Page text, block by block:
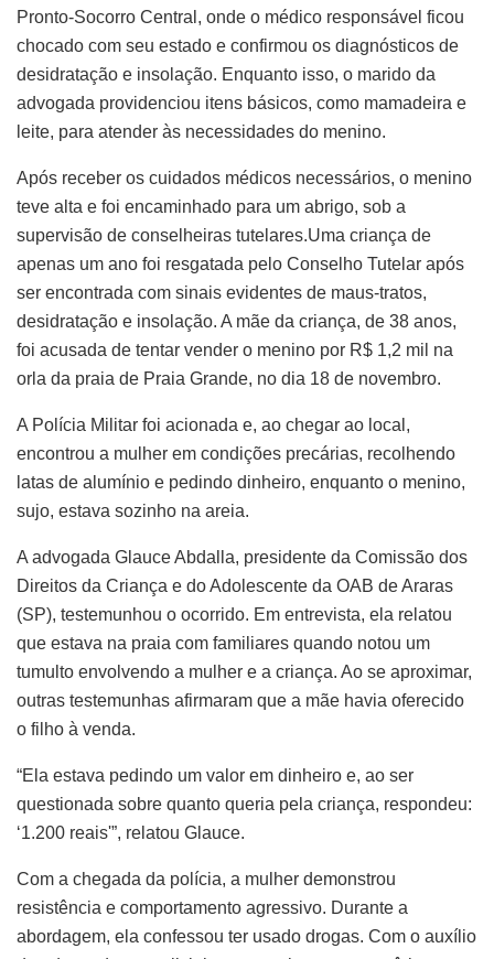
Pronto-Socorro Central, onde o médico responsável ficou
chocado com seu estado e confirmou os diagnósticos de
desidratação e insolação. Enquanto isso, o marido da
advogada providenciou itens básicos, como mamadeira e
leite, para atender às necessidades do menino.
Após receber os cuidados médicos necessários, o menino
teve alta e foi encaminhado para um abrigo, sob a
supervisão de conselheiras tutelares.Uma criança de
apenas um ano foi resgatada pelo Conselho Tutelar após
ser encontrada com sinais evidentes de maus-tratos,
desidratação e insolação. A mãe da criança, de 38 anos,
foi acusada de tentar vender o menino por R$ 1,2 mil na
orla da praia de Praia Grande, no dia 18 de novembro.
A Polícia Militar foi acionada e, ao chegar ao local,
encontrou a mulher em condições precárias, recolhendo
latas de alumínio e pedindo dinheiro, enquanto o menino,
sujo, estava sozinho na areia.
A advogada Glauce Abdalla, presidente da Comissão dos
Direitos da Criança e do Adolescente da OAB de Araras
(SP), testemunhou o ocorrido. Em entrevista, ela relatou
que estava na praia com familiares quando notou um
tumulto envolvendo a mulher e a criança. Ao se aproximar,
outras testemunhas afirmaram que a mãe havia oferecido
o filho à venda.
“Ela estava pedindo um valor em dinheiro e, ao ser
questionada sobre quanto queria pela criança, respondeu:
‘1.200 reais'”, relatou Glauce.
Com a chegada da polícia, a mulher demonstrou
resistência e comportamento agressivo. Durante a
abordagem, ela confessou ter usado drogas. Com o auxílio